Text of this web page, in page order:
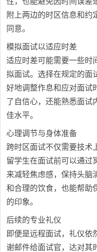
附上两边的时区信息和约
同意。
模拟面试以适应时差
适应时差可能需要一些时
拟面试。选择在规定的面
好地调整作息和应对面试
了自信心，还能熟悉面试
佳水平。
心理调节与身体准备
跨时区面试不仅需要技术
留学生在面试前可以通过
来减轻焦虑感，保持头脑
和合理的饮食，也能帮助
的印象。
后续的专业礼仪
即便是远程面试，礼仪依
谢邮件给面试官，达对其